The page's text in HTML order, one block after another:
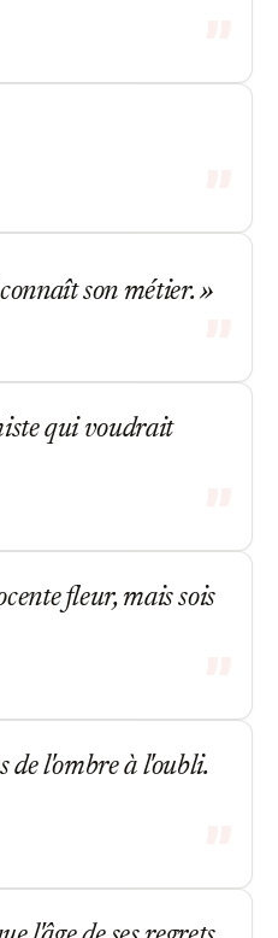
son métier.
qui voudrait
fleur, mais sois
de l'ombre à l'oubli.